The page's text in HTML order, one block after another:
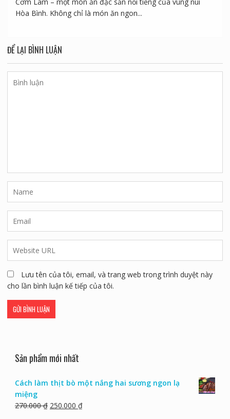
Hòa Bình. Không chỉ là món ăn ngon...
ĐỂ LẠI BÌNH LUẬN
Lưu tên của tôi, email, và trang web trong trình duyệt này
cho lần bình luận kế tiếp của tôi.
Sản phẩm mới nhất
Cách làm thịt bò một nắng hai sương ngon lạ
miệng
270.000₫ 250.000 ₫